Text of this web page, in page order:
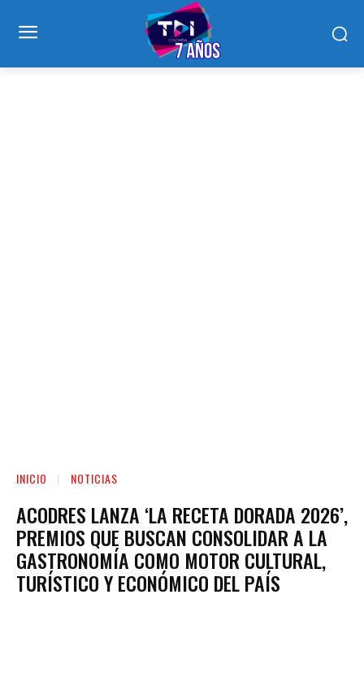
INICIO NOTICIAS
ACODRES LANZA ‘LA RECETA DORADA 2026’,
PREMIOS QUE BUSCAN CONSOLIDAR A LA
GASTRONOMÍA COMO MOTOR CULTURAL,
TURÍSTICO Y ECONÓMICO DEL PAÍS